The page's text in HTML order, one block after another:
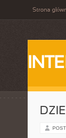
Strona